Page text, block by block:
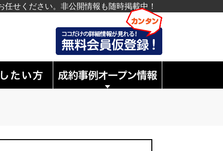
せください。非公開情報も随時掲載中！